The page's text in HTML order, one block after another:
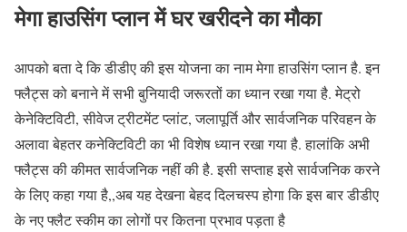
मेगा हाउसिंग प्लान में घर खरीदने का मौका
आपको बता दे कि डीडीए की इस योजना का नाम मेगा हाउसिंग प्लान है. इन
फ्लैट्स को बनाने में सभी बुनियादी जरूरतों का ध्यान रखा गया है. मेट्रो
केनेक्टिविटी, सीवेज ट्रीटमेंट प्लांट, जलापूर्ति और सार्वजनिक परिवहन के
अलावा बेहतर कनेक्टिविटी का भी विशेष ध्यान रखा गया है. हालांकि अभी
फ्लैट्स की कीमत सार्वजनिक नहीं की है. इसी सप्ताह इसे सार्वजनिक करने
के लिए कहा गया है,,अब यह देखना बेहद दिलचस्प होगा कि इस बार डीडीए
के नए फ्लैट स्कीम का लोगों पर कितना प्रभाव पड़ता है